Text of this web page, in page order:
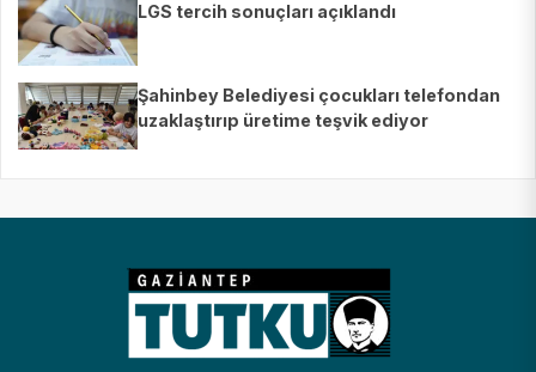
LGS tercih sonuçları açıklandı
Şahinbey Belediyesi çocukları telefondan
uzaklaştırıp üretime teşvik ediyor